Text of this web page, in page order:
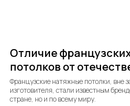
Отличие
потолков от
Французские натяжные потолки, вне
изготовителя, стали известным
стране, но и по всему миру.